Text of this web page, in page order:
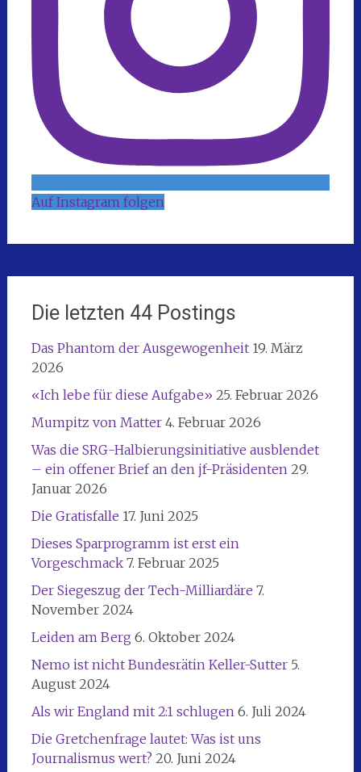
Auf Instagram folgen
Die letzten 44 Postings
Das Phantom der Ausgewogenheit 19. März
2026
«Ich lebe für diese Aufgabe» 25. Februar 2026
Mumpitz von Matter 4. Februar 2026
Was die SRG-Halbierungsinitiative ausblendet
– ein offener Brief an den jf-Präsidenten 29.
Januar 2026
Die Gratisfalle 17. Juni 2025
Dieses Sparprogramm ist erst ein
Vorgeschmack 7. Februar 2025
Der Siegeszug der Tech-Milliardäre 7.
November 2024
Leiden am Berg 6. Oktober 2024
Nemo ist nicht Bundesrätin Keller-Sutter 5.
August 2024
Als wir England mit 2:1 schlugen 6. Juli 2024
Die Gretchenfrage lautet: Was ist uns
Journalismus wert? 20. Juni 2024